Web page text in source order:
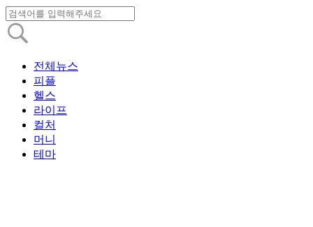
전체뉴스
피플
헬스
라이프
컬처
머니
테마